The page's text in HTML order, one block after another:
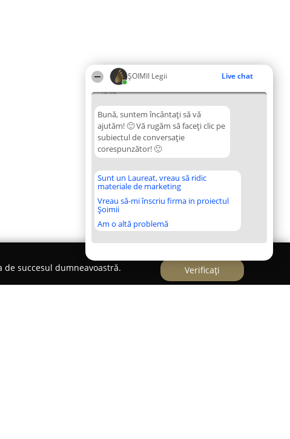
ȘOIMII Legii Live chat
12:02
Bună, suntem încântați să vă
ajutăm! 🙂 Vă rugăm să faceți clic pe
subiectul de conversație
corespunzător! 🙂
Sunt un Laureat, vreau să ridic
materiale de marketing
Vreau să-mi înscriu firma in proiectul
Șoimii
Am o altă problemă
succesul dumneavoastră.
Verificați